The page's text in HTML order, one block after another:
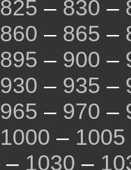
825 – 830 –
860 – 865 –
895 – 900 –
930 – 935 –
965 – 970 –
1000 – 1005
– 1030 –